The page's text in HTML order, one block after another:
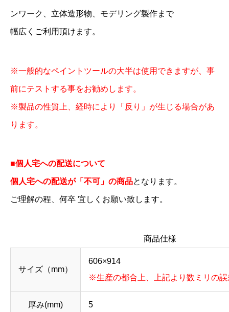
ンワーク、立体造形物、モデリング製作まで
幅広くご利用頂けます。
※一般的なペイントツールの大半は使用できますが、事
前にテストする事をお勧めします。
※製品の性質上、経時により「反り」が生じる場合があ
ります。
■個人宅への配送について
個人宅への配送が「不可」の商品となります。
ご理解の程、何卒 宜しくお願い致します。
商品仕様
サイズ（mm）
606×914
※生産の都合上、上記より数ミリの
厚み(mm) 5